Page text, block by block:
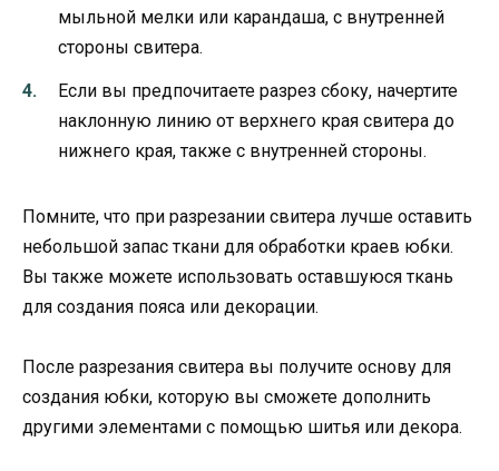
мыльной мелки или карандаша, с внутренней
стороны свитера.
Если вы предпочитаете разрез сбоку, начертите
наклонную линию от верхнего края свитера до
нижнего края, также с внутренней стороны.
Помните, что при разрезании свитера лучше оставить
небольшой запас ткани для обработки краев юбки.
Вы также можете использовать оставшуюся ткань
для создания пояса или декорации.
После разрезания свитера вы получите основу для
создания юбки, которую вы сможете дополнить
другими элементами с помощью шитья или декора.